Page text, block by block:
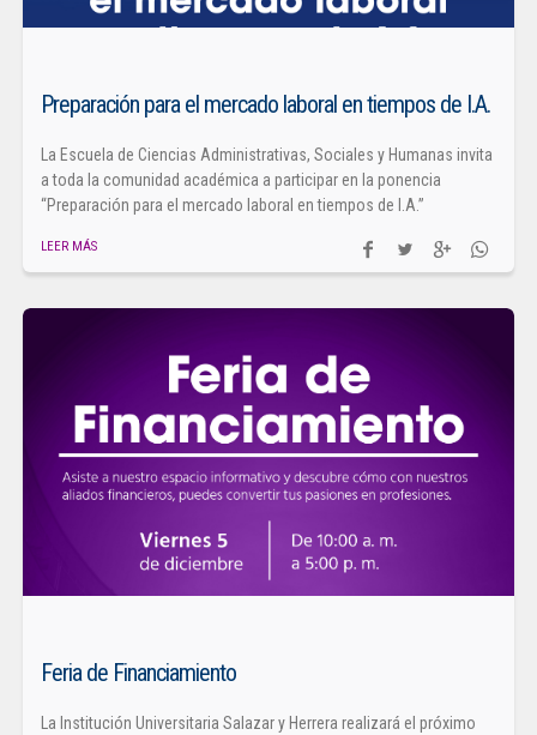
Preparación para el mercado laboral en tiempos de I.A.
La Escuela de Ciencias Administrativas, Sociales y Humanas invita
a toda la comunidad académica a participar en la ponencia
“Preparación para el mercado laboral en tiempos de I.A.”
LEER MÁS
Feria de Financiamiento
La Institución Universitaria Salazar y Herrera realizará el próximo